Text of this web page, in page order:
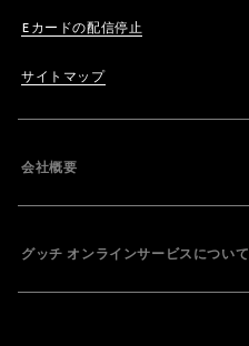
Eカードの配信停止
サイトマップ
会社概要
グッチ オンラインサービスについて